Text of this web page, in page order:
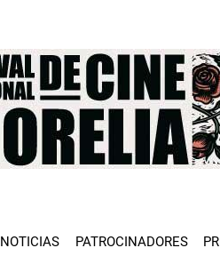
NOTICIAS PATROCINADORES